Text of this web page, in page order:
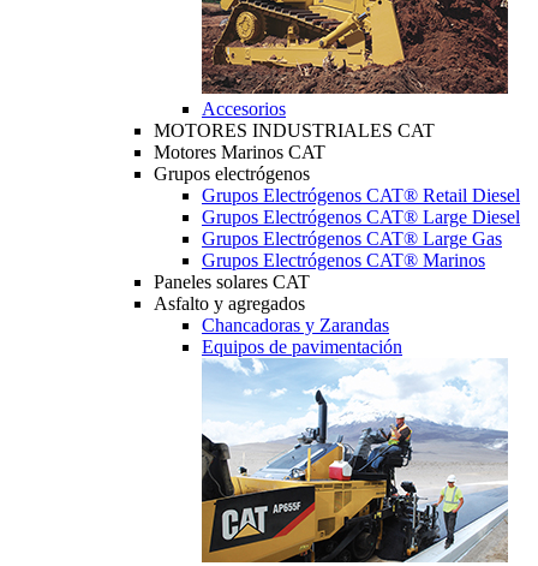
Accesorios
MOTORES INDUSTRIALES CAT
Motores Marinos CAT
Grupos electrógenos
Grupos Electrógenos CAT® Retail Diesel
Grupos Electrógenos CAT® Large Diesel
Grupos Electrógenos CAT® Large Gas
Grupos Electrógenos CAT® Marinos
Paneles solares CAT
Asfalto y agregados
Chancadoras y Zarandas
Equipos de pavimentación